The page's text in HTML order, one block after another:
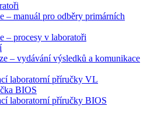
– manuál pro odběry primárních
– procesy v laboratoři
– vydávání výsledků a komunikace
laboratorní příručky VL
BIOS
laboratorní příručky BIOS